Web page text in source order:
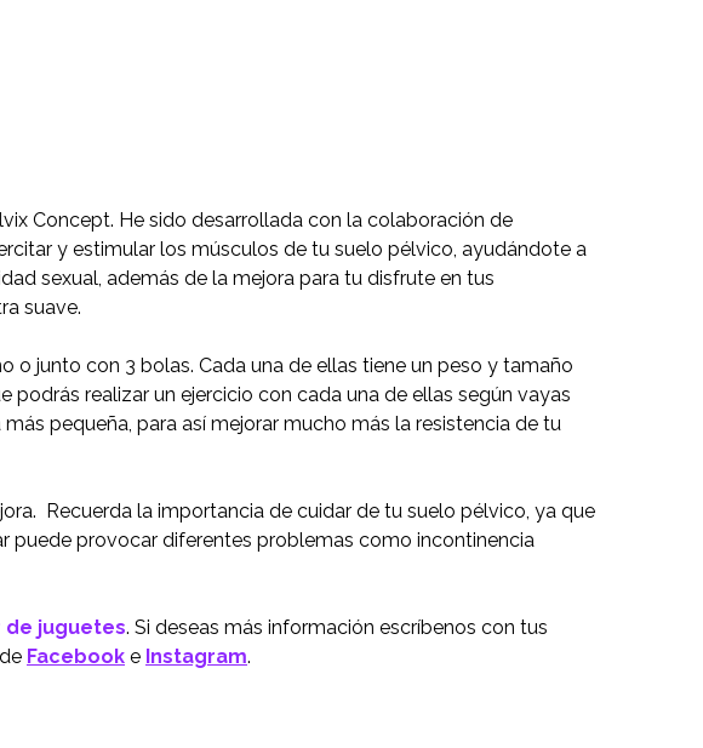
Concept. He sido desarrollada con la colaboración de
y estimular los músculos de tu suelo pélvico, ayudándote a
sexual, además de la mejora para tu disfrute en tus
suave.
junto con 3 bolas. Cada una de ellas tiene un peso y tamaño
podrás realizar un ejercicio con cada una de ellas según vayas
pequeña, para así mejorar mucho más la resistencia de tu
Recuerda la importancia de cuidar de tu suelo pélvico, ya que
puede provocar diferentes problemas como incontinencia
juguetes. Si deseas más información escríbenos con tus
Facebook e Instagram.